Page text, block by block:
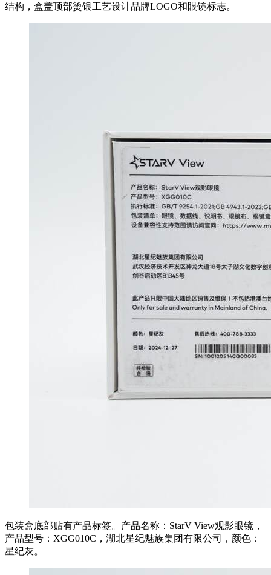
结构，盒盖顶部烫银工艺设计品牌LOGO和眼镜标志。
包装盒底部贴有产品标签。产品名称：StarV View观影眼镜，
产品型号：XGG010C，湖北星纪魅族集团有限公司，颜色：
星纪灰。